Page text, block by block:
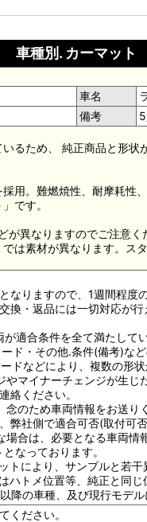
車種別. カーマット
車名
備考
るため、 純正商品と形
用。難燃焼性、耐摩耗性
です。
異なりますのでご注意く
は素材が異なります。ス
なりますので、1週間程度
換・返品には一切対応が行
適合条件を全て満たして
ド・その他.条件(備考)など
ドなどにより、複数の形状
やマイナーチェンジが生じ
絡ください。
のため車両情報をお送り
弊社側で適合可否(取付可
場合は、必要となる車両情
なっております。
トにより、サンプルと若干
ハトメ位置等、純正と同じ
降の車種、及び現行モデル
ください。